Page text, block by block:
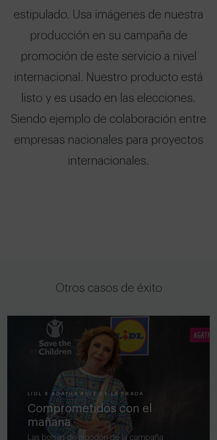
estipulado. Usa imágenes de nuestra
producción en su campaña de
promoción de este servicio a nivel
internacional. Nuestro producto está
listo y es usado en las elecciones.
Siendo ejemplo de colaboración entre
empresas nacionales para proyectos
internacionales.
Otros casos de éxito
LIDL X AGATHA RUIZ DE LA PRADA
Comprometidos con el
mañana
Las bolsas de algodón de la campaña